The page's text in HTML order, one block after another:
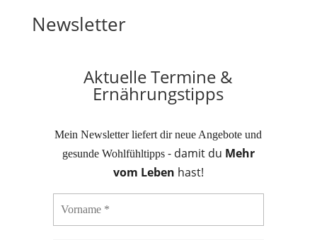
Newsletter
Aktuelle Termine &
Ernährungstipps
Mein Newsletter liefert dir neue Angebote und
gesunde Wohlfühltipps- damit du Mehr
vom Leben hast!